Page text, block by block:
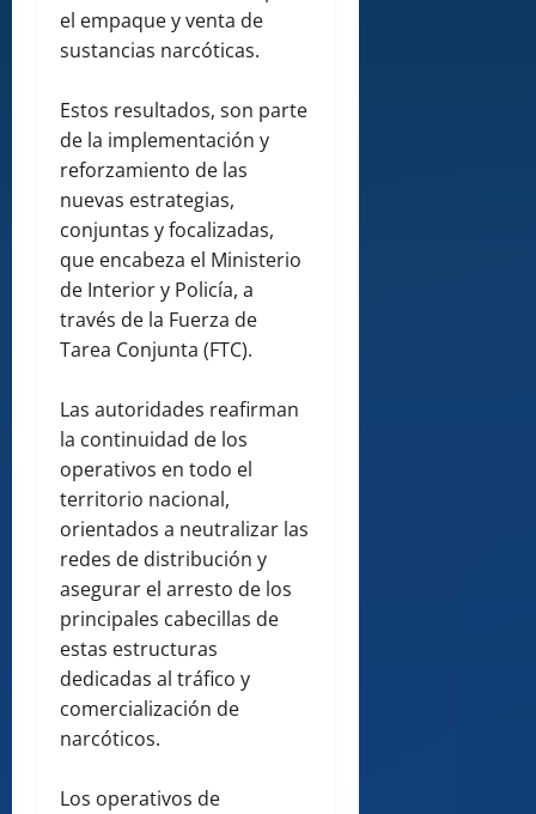
el empaque y venta de
sustancias narcóticas.
Estos resultados, son parte
de la implementación y
reforzamiento de las
nuevas estrategias,
conjuntas y focalizadas,
que encabeza el Ministerio
de Interior y Policía, a
través de la Fuerza de
Tarea Conjunta (FTC).
Las autoridades reafirman
la continuidad de los
operativos en todo el
territorio nacional,
orientados a neutralizar las
redes de distribución y
asegurar el arresto de los
principales cabecillas de
estas estructuras
dedicadas al tráfico y
comercialización de
narcóticos.
Los operativos de